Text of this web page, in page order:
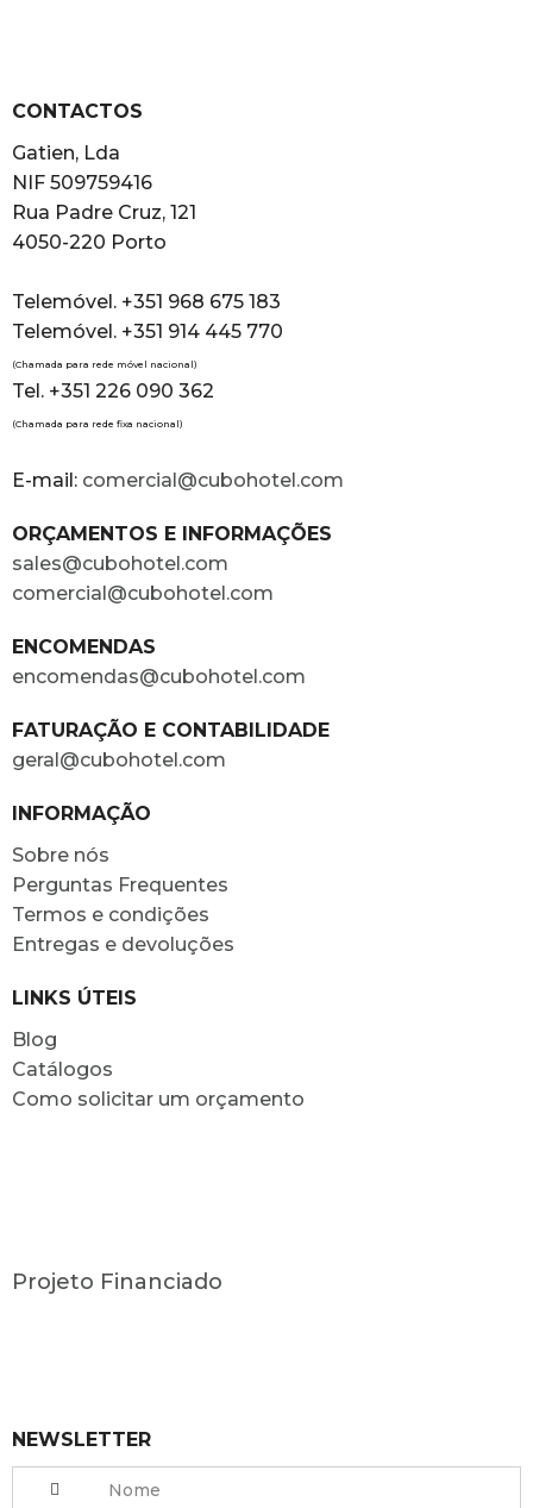
CONTACTOS
Gatien, Lda
NIF 509759416
Rua Padre Cruz, 121
4050-220 Porto
Telemóvel. +351 968 675 183
Telemóvel. +351 914 445 770
(Chamada para rede móvel nacional)
Tel. +351 226 090 362
(Chamada para rede fixa nacional)
E-mail: comercial@cubohotel.com
ORÇAMENTOS E INFORMAÇÕES
sales@cubohotel.com
comercial@cubohotel.com
ENCOMENDAS
encomendas@cubohotel.com
FATURAÇÃO E CONTABILIDADE
geral@cubohotel.com
INFORMAÇÃO
Sobre nós
Perguntas Frequentes
Termos e condições
Entregas e devoluções
LINKS ÚTEIS
Blog
Catálogos
Como solicitar um orçamento
Projeto Financiado
NEWSLETTER